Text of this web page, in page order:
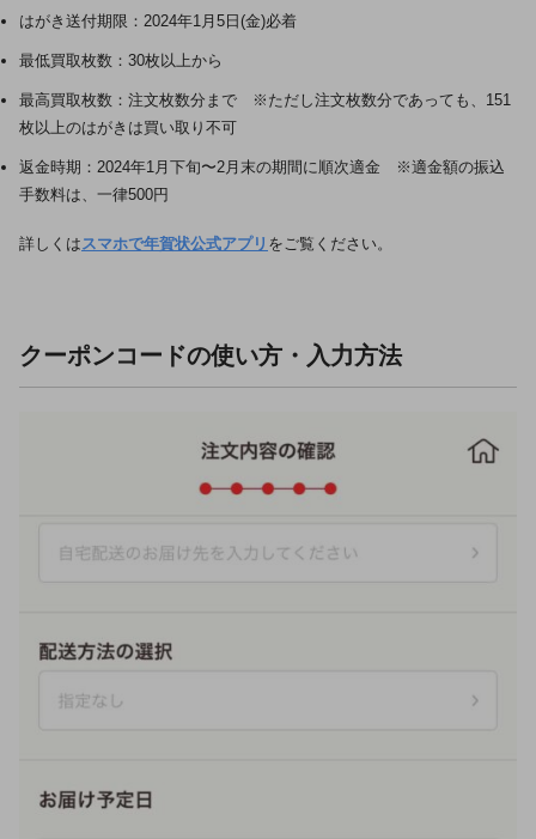
はがき送付期限：2024年1月5日(金)必着
最低買取枚数：30枚以上から
最高買取枚数：注文枚数分まで ※ただし注文枚数分であっても、151
枚以上のはがきは買い取り不可
返金時期：2024年1月下旬〜2月末の期間に順次適金 ※適金額の振込
手数料は、一律500円
詳しくは スマホで年賀状公式アプリ をご覧ください。
クーポンコードの使い方・入力方法